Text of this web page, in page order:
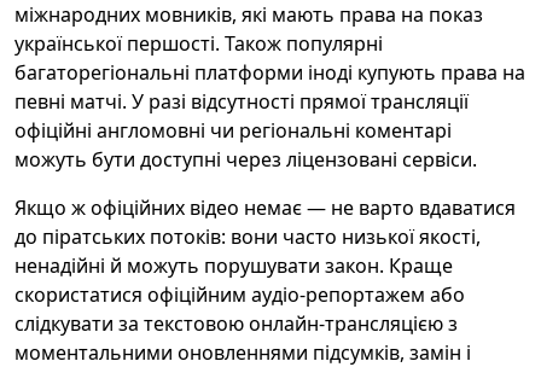
міжнародних мовників, які мають права на показ
української першості. Також популярні
багаторегіональні платформи іноді купують права на
певні матчі. У разі відсутності прямої трансляції
офіційні англомовні чи регіональні коментарі
можуть бути доступні через ліцензовані сервіси.
Якщо ж офіційних відео немає — не варто вдаватися
до піратських потоків: вони часто низької якості,
ненадійні й можуть порушувати закон. Краще
скористатися офіційним аудіо-репортажем або
слідкувати за текстовою онлайн‑трансляцією з
моментальними оновленнями підсумків, замін і